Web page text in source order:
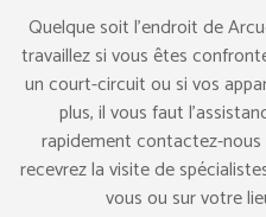
Quelque soit l’endroit de
travaillez si vous êtes
un court-circuit ou si vos
plus, il vous faut
rapidement contactez-nous
recevrez la visite de
vous ou sur votre